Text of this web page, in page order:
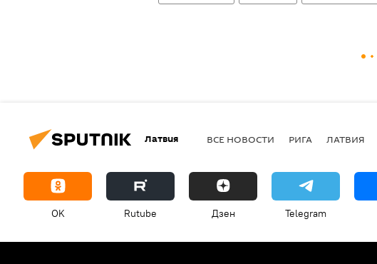
Латвия ВСЕ НОВОСТИ РИГА ЛАТВИЯ
OK Rutube Дзен Telegram